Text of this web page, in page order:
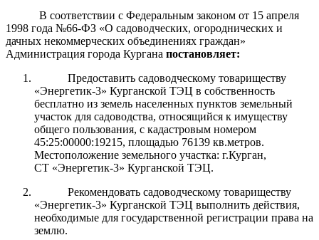
В соответствии с Федеральным законом от 15 апреля
1998 года №66-ФЗ «О садоводческих, огороднических и
дачных некоммерческих объединениях граждан»
Администрация города Кургана постановляет:
Предоставить садоводческому товариществу
«Энергетик-3» Курганской ТЭЦ в собственность
бесплатно из земель населенных пунктов земельный
участок для садоводства, относящийся к имуществу
общего пользования, с кадастровым номером
45:25:00000:19215, площадью 76139 кв.метров.
Местоположение земельного участка: г.Курган,
СТ «Энергетик-3» Курганской ТЭЦ.
Рекомендовать садоводческому товариществу
«Энергетик-3» Курганской ТЭЦ выполнить действия,
необходимые для государственной регистрации права на
землю.